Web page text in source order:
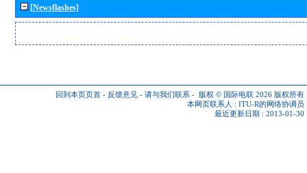
[Newsflashes]
回到本页页首 - 反馈意见 - 请与我们联系 - 版权 © 国际电联 2026 版权所有
本网页联系人 : ITU-R的网络协调员
最近更新日期 : 2013-01-30